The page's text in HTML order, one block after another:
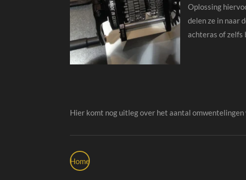
Oplossing
delen ze in naar
achteras of zelfs
Hier komt nog uitleg over het aantal
Home